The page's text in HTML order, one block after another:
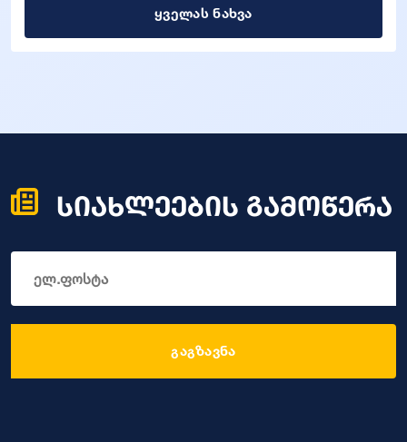
ყველას ნახვა
სიახლეების გამოწერა
გაგზავნა